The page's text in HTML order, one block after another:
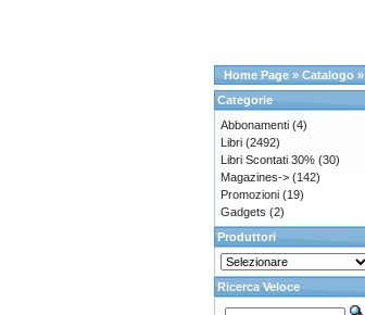
Home Page » Catalogo »
Categorie
Abbonamenti (4)
Libri (2492)
Libri Scontati 30% (30)
Magazines-> (142)
Promozioni (19)
Gadgets (2)
Produttori
Ricerca Veloce